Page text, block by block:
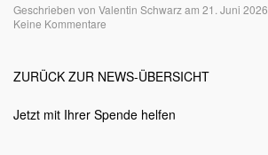
Geschrieben von Valentin Schwarzam 21. Juni 2026
Keine Kommentare
alle“
Inklusionsfest
in
ZURÜCK ZUR NEWS-ÜBERSICHT
Jetzt mit Ihrer Spende helfen